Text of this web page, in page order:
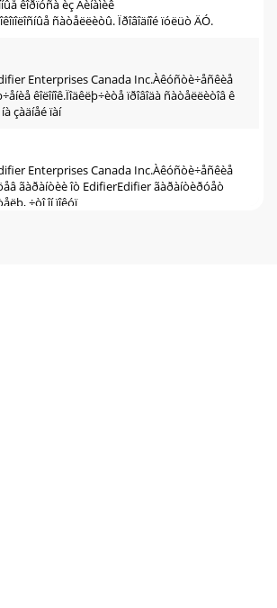
êîðïóñà èç Äèíàìèê
ñàòåëëèòû. Ïðîâîäíîé ïóëüò ÄÓ.
Enterprises Canada Inc.Àêóñòè÷åñêèå
êîëîíîê.Ïîäêëþ÷èòå ïðîâîäà ñàòåëëèòîâ ê
çàäíåé ïàí
Enterprises Canada Inc.Àêóñòè÷åñêèå
ãàðàíòèè îò EdifierEdifier ãàðàíòèðóåò
÷òî îí ïîêóï